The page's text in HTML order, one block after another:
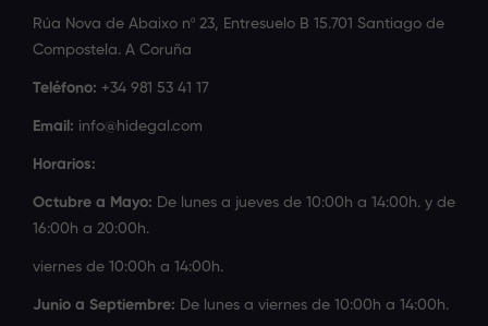
Rúa Nova de Abaixo nº 23, Entresuelo B 15.701 Santiago de
Compostela. A Coruña
Teléfono: +34 981 53 41 17
Email: info@hidegal.com
Horarios:
Octubre a Mayo: De lunes a jueves de 10:00h a 14:00h. y de
16:00h a 20:00h.
viernes de 10:00h a 14:00h.
Junio a Septiembre: De lunes a viernes de 10:00h a 14:00h.